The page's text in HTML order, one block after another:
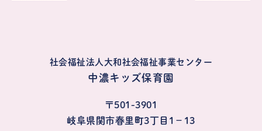
社会福祉法人大和社会福祉事業センター
中濃キッズ保育園
〒501-3901
岐阜県関市春里町3丁目1−13